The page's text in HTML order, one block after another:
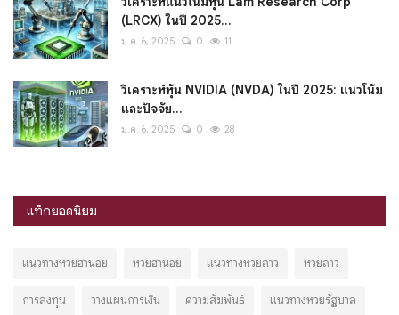
(LRCX) ในปี 2025...
ม.ค. 6, 2025 0 11
วิเคราะห์หุ้น NVIDIA (NVDA) ในปี 2025: แนวโน้ม
และปัจจัย...
ม.ค. 6, 2025 0 28
แท็กยอดนิยม
แนวทางหวยฮานอย หวยฮานอย แนวทางหวยลาว หวยลาว
การลงทุน วางแผนการเงิน ความสัมพันธ์ แนวทางหวยรัฐบาล